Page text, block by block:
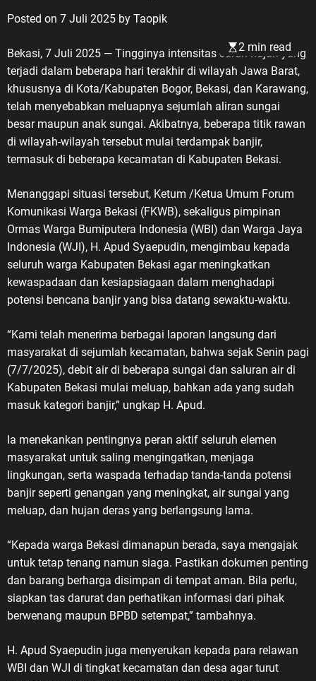
Posted on 7 Juli 2025 by Taopik
2 min read
Bekasi, 7 Juli 2025 — Tingginya intensitas curah hujan yang
terjadi dalam beberapa hari terakhir di wilayah Jawa Barat,
khususnya di Kota/Kabupaten Bogor, Bekasi, dan Karawang,
telah menyebabkan meluapnya sejumlah aliran sungai
besar maupun anak sungai. Akibatnya, beberapa titik rawan
di wilayah-wilayah tersebut mulai terdampak banjir,
termasuk di beberapa kecamatan di Kabupaten Bekasi.
Menanggapi situasi tersebut, Ketum /Ketua Umum Forum
Komunikasi Warga Bekasi (FKWB), sekaligus pimpinan
Ormas Warga Bumiputera Indonesia (WBI) dan Warga Jaya
Indonesia (WJI), H. Apud Syaepudin, mengimbau kepada
seluruh warga Kabupaten Bekasi agar meningkatkan
kewaspadaan dan kesiapsiagaan dalam menghadapi
potensi bencana banjir yang bisa datang sewaktu-waktu.
“Kami telah menerima berbagai laporan langsung dari
masyarakat di sejumlah kecamatan, bahwa sejak Senin pagi
(7/7/2025), debit air di beberapa sungai dan saluran air di
Kabupaten Bekasi mulai meluap, bahkan ada yang sudah
masuk kategori banjir,” ungkap H. Apud.
Ia menekankan pentingnya peran aktif seluruh elemen
masyarakat untuk saling mengingatkan, menjaga
lingkungan, serta waspada terhadap tanda-tanda potensi
banjir seperti genangan yang meningkat, air sungai yang
meluap, dan hujan deras yang berlangsung lama.
“Kepada warga Bekasi dimanapun berada, saya mengajak
untuk tetap tenang namun siaga. Pastikan dokumen penting
dan barang berharga disimpan di tempat aman. Bila perlu,
siapkan tas darurat dan perhatikan informasi dari pihak
berwenang maupun BPBD setempat,” tambahnya.
H. Apud Syaepudin juga menyerukan kepada para relawan
WBI dan WJI di tingkat kecamatan dan desa agar turut